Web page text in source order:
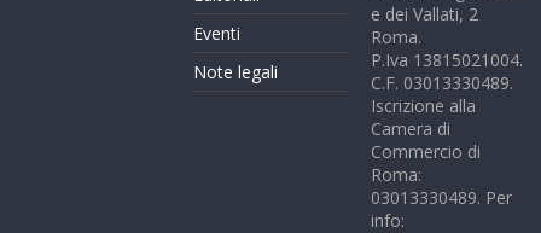
Eventi
Note legali
e dei Vallati, 2
Roma.
P.Iva 13815021004.
C.F. 03013330489.
Iscrizione alla
Camera di
Commercio di
Roma:
03013330489. Per
info: